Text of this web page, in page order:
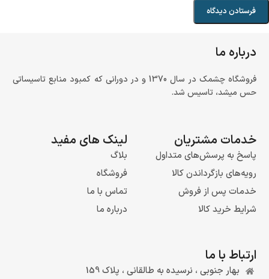
درباره ما
فروشگاه چشمک در سال 1370 و در دورانی که کمبود منابع تاسیساتی
حس میشد، تاسیس شد.
خدمات مشتریان
پاسخ به پرسش‌های متداول
رویه‌های بازگرداندن کالا
خدمات پس از فروش
شرایط خرید کالا
لینک های مفید
بلاگ
فروشگاه
تماس با ما
درباره ما
ارتباط با ما
بهار جنوبی ، نرسیده به طالقانی ، پلاک 159